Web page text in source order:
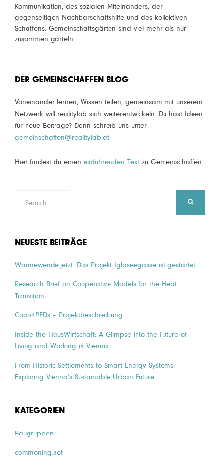
Kommunikation, des sozialen Miteinanders, der
gegenseitigen Nachbarschaftshilfe und des kollektiven
Schaffens. Gemeinschaftsgärten sind viel mehr als nur
zusammen garteln…
DER GEMEINSCHAFFEN BLOG
Voneinander lernen, Wissen teilen, gemeinsam mit unserem
Netzwerk will realitylab sich weiterentwickeln. Du hast Ideen
für neue Beiträge? Dann schreib uns unter
gemeinschaffen@realitylab.at
Hier findest du einen einführenden Text zu Gemeinschaffen.
NEUESTE BEITRÄGE
Wärmewende.jetzt: Das Projekt Iglaseegasse ist gestartet
Research Brief on Cooperative Models for the Heat
Transition
Coop4PEDs – Projektbeschreibung
Inside the HausWirtschaft: A Glimpse into the Future of
Living and Working in Vienna
From Historic Settlements to Smart Energy Systems:
Exploring Vienna’s Sustainable Urban Future
KATEGORIEN
Baugruppen
commoning.net